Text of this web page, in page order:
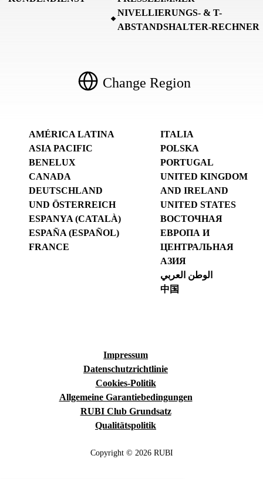
NIVELLIERUNGS- & T-
ABSTANDSHALTER-RECHNER
Change Region
AMÉRICA LATINA
ASIA PACIFIC
BENELUX
CANADA
DEUTSCHLAND
UND ÖSTERREICH
ESPANYA (CATALÀ)
ESPAÑA (ESPAÑOL)
FRANCE
ITALIA
POLSKA
PORTUGAL
UNITED KINGDOM
AND IRELAND
UNITED STATES
ВОСТОЧНАЯ
ЕВРОПА И
ЦЕНТРАЛЬНАЯ
АЗИЯ
الوطن العربي
中国
Impressum
Datenschutzrichtlinie
Cookies-Politik
Allgemeine Garantiebedingungen
RUBI Club Grundsatz
Qualitätspolitik
Copyright © 2026 RUBI